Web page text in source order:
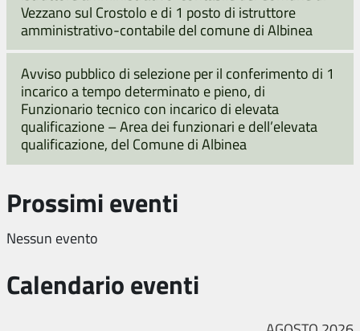
Vezzano sul Crostolo e di 1 posto di istruttore
amministrativo-contabile del comune di Albinea
Avviso pubblico di selezione per il conferimento di 1
incarico a tempo determinato e pieno, di
Funzionario tecnico con incarico di elevata
qualificazione – Area dei funzionari e dell’elevata
qualificazione, del Comune di Albinea
Prossimi eventi
Nessun evento
Calendario eventi